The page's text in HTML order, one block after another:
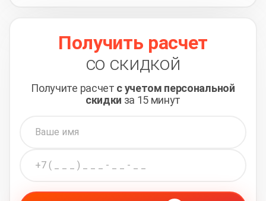
Получить расчет
со скидкой
Получите расчет с учетом персональной
скидки за 15 минут